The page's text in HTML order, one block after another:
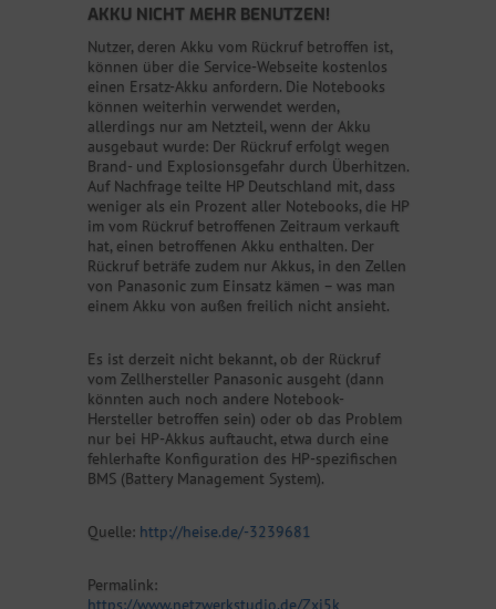
AKKU NICHT MEHR BENUTZEN!
Nutzer, deren Akku vom Rückruf betroffen ist,
können über die Service-Webseite kostenlos
einen Ersatz-Akku anfordern. Die Notebooks
können weiterhin verwendet werden,
allerdings nur am Netzteil, wenn der Akku
ausgebaut wurde: Der Rückruf erfolgt wegen
Brand- und Explosionsgefahr durch Überhitzen.
Auf Nachfrage teilte HP Deutschland mit, dass
weniger als ein Prozent aller Notebooks, die HP
im vom Rückruf betroffenen Zeitraum verkauft
hat, einen betroffenen Akku enthalten. Der
Rückruf beträfe zudem nur Akkus, in den Zellen
von Panasonic zum Einsatz kämen – was man
einem Akku von außen freilich nicht ansieht.
Es ist derzeit nicht bekannt, ob der Rückruf
vom Zellhersteller Panasonic ausgeht (dann
könnten auch noch andere Notebook-
Hersteller betroffen sein) oder ob das Problem
nur bei HP-Akkus auftaucht, etwa durch eine
fehlerhafte Konfiguration des HP-spezifischen
BMS (Battery Management System).
Quelle: http://heise.de/-3239681
Permalink:
https://www.netzwerkstudio.de/Zxj5k